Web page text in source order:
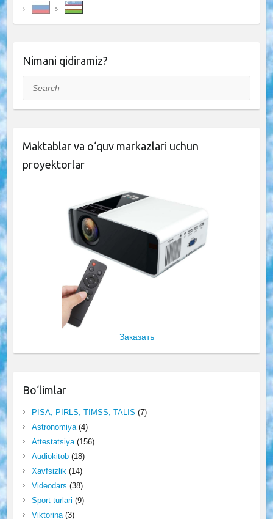
Nimani qidiramiz?
Search
Maktablar va o‘quv markazlari uchun
proyektorlar
Заказать
Bo‘limlar
PISA, PIRLS, TIMSS, TALIS (7)
Astronomiya(4)
Attestatsiya(156)
Audiokitob(18)
Xavfsizlik (14)
Videodars (38)
Sport turlari (9)
Viktorina(3)